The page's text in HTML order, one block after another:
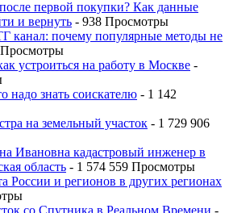
первой покупки? Как данные
и вернуть - 938 Просмотры
канал: почему популярные методы не
устроиться на работу в Москве -
надо знать соискателю - 1 142
на земельный участок - 1 729 906
Ивановна кадастровый инженер в
область - 1 574 559 Просмотры
России и регионов в других регионах